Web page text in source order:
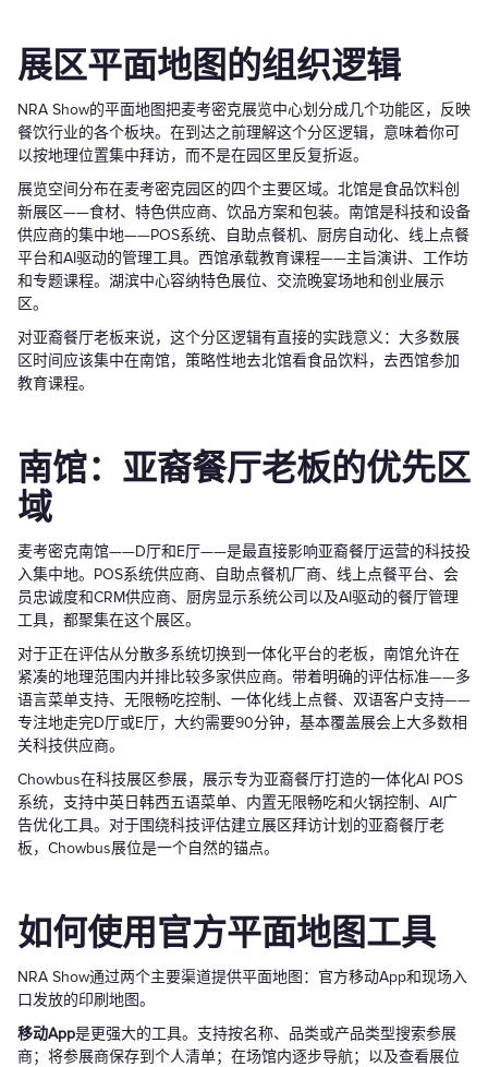
展区平面地图的组织逻辑
NRA Show的平面地图把麦考密克展览中心划分成几个功能区，反映
餐饮行业的各个板块。在到达之前理解这个分区逻辑，意味着你可
以按地理位置集中拜访，而不是在园区里反复折返。
展览空间分布在麦考密克园区的四个主要区域。北馆是食品饮料创
新展区——食材、特色供应商、饮品方案和包装。南馆是科技和设备
供应商的集中地——POS系统、自助点餐机、厨房自动化、线上点餐
平台和AI驱动的管理工具。西馆承载教育课程——主旨演讲、工作坊
和专题课程。湖滨中心容纳特色展位、交流晚宴场地和创业展示
区。
对亚裔餐厅老板来说，这个分区逻辑有直接的实践意义：大多数展
区时间应该集中在南馆，策略性地去北馆看食品饮料，去西馆参加
教育课程。
南馆：亚裔餐厅老板的优先区
域
麦考密克南馆——D厅和E厅——是最直接影响亚裔餐厅运营的科技投
入集中地。POS系统供应商、自助点餐机厂商、线上点餐平台、会
员忠诚度和CRM供应商、厨房显示系统公司以及AI驱动的餐厅管理
工具，都聚集在这个展区。
对于正在评估从分散多系统切换到一体化平台的老板，南馆允许在
紧凑的地理范围内并排比较多家供应商。带着明确的评估标准——多
语言菜单支持、无限畅吃控制、一体化线上点餐、双语客户支持——
专注地走完D厅或E厅，大约需要90分钟，基本覆盖展会上大多数相
关科技供应商。
Chowbus在科技展区参展，展示专为亚裔餐厅打造的一体化AI POS
系统，支持中英日韩西五语菜单、内置无限畅吃和火锅控制、AI广
告优化工具。对于围绕科技评估建立展区拜访计划的亚裔餐厅老
板，Chowbus展位是一个自然的锚点。
如何使用官方平面地图工具
NRA Show通过两个主要渠道提供平面地图：官方移动App和现场入
口发放的印刷地图。
移动App是更强大的工具。支持按名称、品类或产品类型搜索参展
商；将参展商保存到个人清单；在场馆内逐步导航；以及查看展位